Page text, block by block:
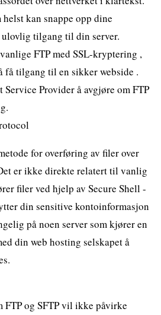
kan snappe opp dine
tilgang til din server.
FTP med SSL-kryptering ,
få tilgang til en sikker webside .
Provider å avgjøre om FTP
for overføring av filer over
er ikke direkte relatert til vanlig
filer ved hjelp av Secure Shell -
din sensitive kontoinformasjon
på noen server som kjører en
din web hosting selskapet å
og SFTP vil ikke påvirke